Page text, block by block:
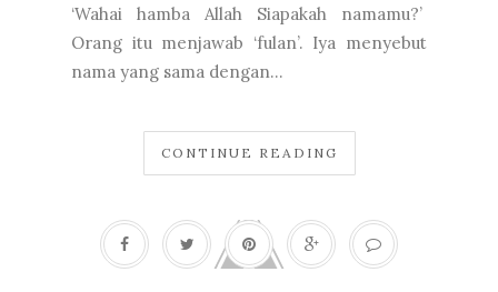
‘Wahai hamba Allah Siapakah namamu?’
Orang itu menjawab ‘fulan’. Iya menyebut
nama yang sama dengan...
CONTINUE READING